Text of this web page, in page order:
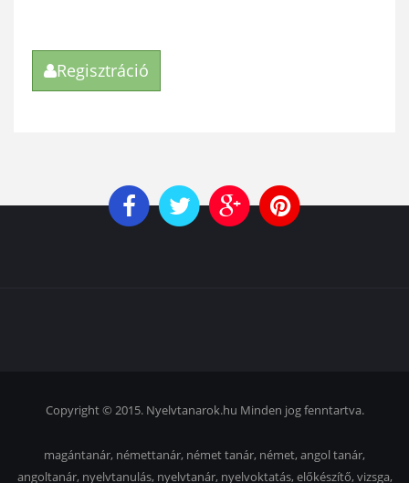
Regisztráció
Copyright © 2015. Nyelvtanarok.hu Minden jog fenntartva.
magántanár, némettanár, német tanár, német, angol tanár,
angoltanár, nyelvtanulás, nyelvtanár, nyelvoktatás, előkészítő, vizsga,